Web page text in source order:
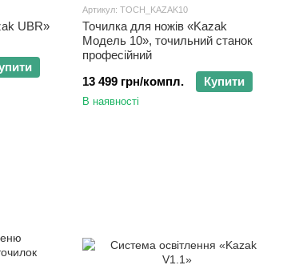
UBR»
Артикул: TOCH_KAZAK10
Точилка для ножів «Kazak
Модель 10», точильний станок
професійний
13 499 грн/компл.
Купити
В наявності